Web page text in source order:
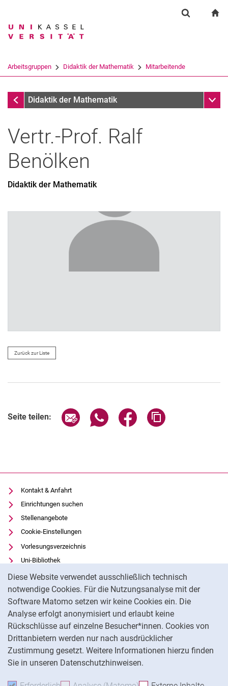
Springe direkt zu: Inhalt
Springe direkt zu: Suche
Springe direkt zu:
Diese Website verwendet ausschließlich technisch
notwendige Cookies. Für die Nutzungsanalyse mit der
Software Matomo setzen wir keine Cookies ein. Die
Analyse erfolgt anonymisiert und erlaubt keine
Rückschlüsse auf einzelne Besucher*innen. Cookies von
Drittanbietern werden nur nach ausdrücklicher
Zustimmung gesetzt. Weitere Informationen hierzu finden
Sie in unseren Datenschutzhinweisen.
Suchbegriff
Suchen (öffnet externen Link in einem
Arbeitsgruppen Didaktik der Mathematik Mitarbeitende
Mitarbeitende
Didaktik der Mathematik
Vertr.-Prof. Ralf
Benölken
Didaktik der Mathematik
Zurück zur Liste
Seite teilen: Seite über E-Mail teilen
Seite über WhatsApp teilen
Seite über Facebook
Kontakt & Anfahrt
Einrichtungen suchen
Stellenangebote
Cookie-Einstellungen
Vorlesungsverzeichnis
Uni-Bibliothek
Moodle
Panopto
Datenschutz
Barrierefreiheit
Transparenter KI-Einsatz